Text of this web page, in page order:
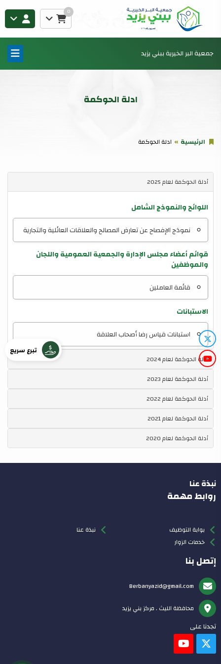
0
جمعية البر الخيرية ببني يزيد
ادلة الحوكمة
الرئيسية ادلة الحوكمة
أدلة الحوكمة لعام 2025
اللوائح والنموذج الشامل
نموذج الإفصاح عن تعارض المصالح والعلاقات العائلية والتجارية
قوائم أعضاء مجلس الإدارة والجمعية العمومية واللجان
والموظفين
قائمة العاملين
الاستبانات
استبانات قياس رضا أصحاب العلاقة
أدلة الحوكمة لعام 2024
أدلة الحوكمة لعام 2023
أدلة الحوكمة لعام 2022
أدلة الحوكمة لعام 2021
أدلة الحوكمة لعام 2020
نبذة عنا
روابط مهمة
بوابة التوظيف
خدمات الزوار
نبذة عنا
إتصل بنا
Berbanyazid@gmail.com
محافظة الليث . مركز بني يزيد
تجدنا على
تبرع سريع